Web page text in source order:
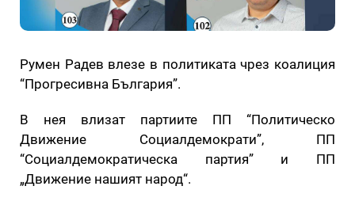
Румен Радев влезе в политиката чрез коалиция
“Прогресивна България”.
В нея влизат партиите ПП “Политическо
Движение Социалдемократи”, ПП
“Социалдемократическа партия” и ПП
„Движение нашият народ“.